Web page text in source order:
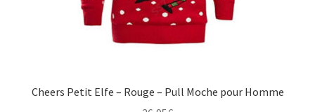
Cheers Petit Elfe – Rouge – Pull Moche pour Homme